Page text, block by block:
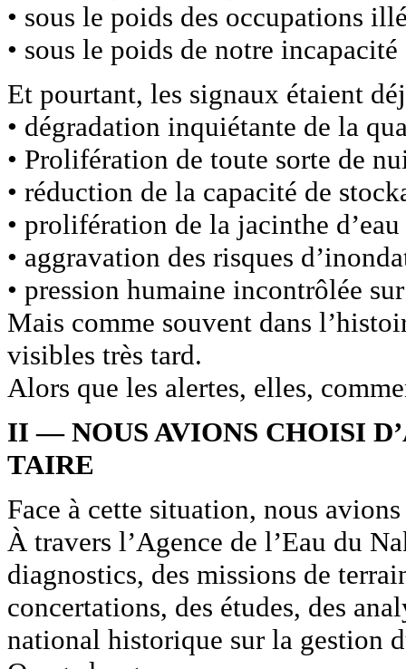
• sous le poids des occupations
• sous le poids de notre
Et pourtant, les signaux étaient
• dégradation inquiétante de la
• Prolifération de toute sorte de
• réduction de la capacité de
• prolifération de la jacinthe
• aggravation des risques
• pression humaine incontrôlée
Mais comme souvent dans
visibles très tard.
Alors que les alertes, elles,
II — NOUS AVIONS CHOISI
TAIRE
Face à cette situation, nous
À travers l’Agence de l’Eau du
diagnostics, des missions de
concertations, des études, des
national historique sur la gestion